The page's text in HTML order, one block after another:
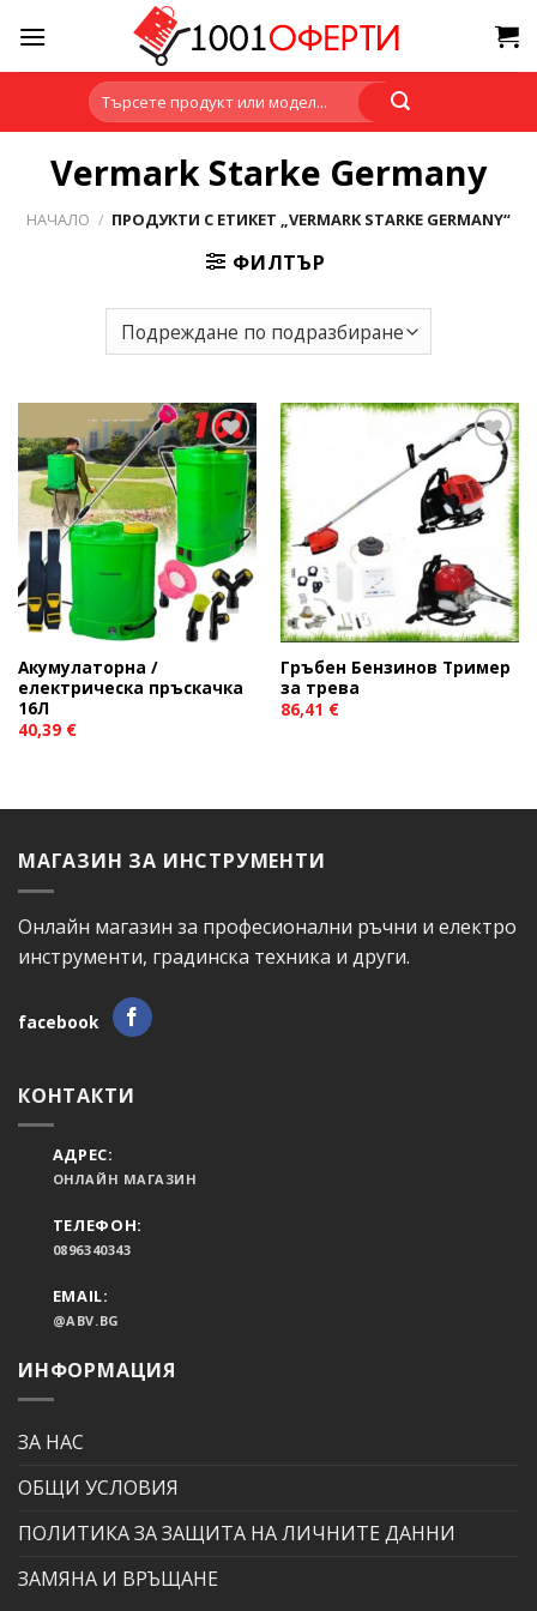
content
Търсене
за:
Vermark Starke Germany
НАЧАЛО / ПРОДУКТИ С ЕТИКЕТ „VERMARK STARKE GERMANY“
ФИЛТЪР
Add to
wishlist
Акумулаторна /
електрическа пръскачка
16Л
40,39 €
Add to
wishlist
Гръбен Бензинов Тример
за трева
86,41 €
МАГАЗИН ЗА ИНСТРУМЕНТИ
Онлайн магазин за професионални ръчни и електро
инструменти, градинска техника и други.
facebook
КОНТАКТИ
АДРЕС:
ОНЛАЙН МАГАЗИН
ТЕЛЕФОН:
0896340343
EMAIL:
@ABV.BG
ИНФОРМАЦИЯ
ЗА НАС
ОБЩИ УСЛОВИЯ
ПОЛИТИКА ЗА ЗАЩИТА НА ЛИЧНИТЕ ДАННИ
ЗАМЯНА И ВРЪЩАНЕ